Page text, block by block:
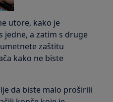
utore, kako je
jedne, a zatim s druge
zaštitu
kako ne biste
da biste malo proširili